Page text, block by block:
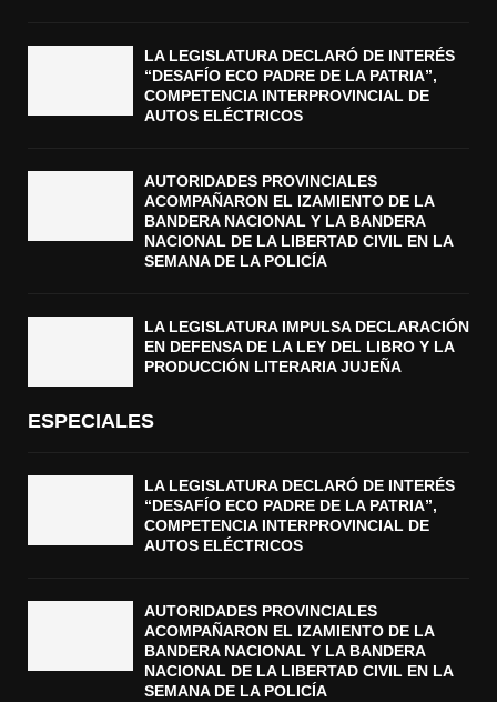
LA LEGISLATURA DECLARÓ DE INTERÉS
“DESAFÍO ECO PADRE DE LA PATRIA”,
COMPETENCIA INTERPROVINCIAL DE
AUTOS ELÉCTRICOS
AUTORIDADES PROVINCIALES
ACOMPAÑARON EL IZAMIENTO DE LA
BANDERA NACIONAL Y LA BANDERA
NACIONAL DE LA LIBERTAD CIVIL EN LA
SEMANA DE LA POLICÍA
LA LEGISLATURA IMPULSA DECLARACIÓN
EN DEFENSA DE LA LEY DEL LIBRO Y LA
PRODUCCIÓN LITERARIA JUJEÑA
ESPECIALES
LA LEGISLATURA DECLARÓ DE INTERÉS
“DESAFÍO ECO PADRE DE LA PATRIA”,
COMPETENCIA INTERPROVINCIAL DE
AUTOS ELÉCTRICOS
AUTORIDADES PROVINCIALES
ACOMPAÑARON EL IZAMIENTO DE LA
BANDERA NACIONAL Y LA BANDERA
NACIONAL DE LA LIBERTAD CIVIL EN LA
SEMANA DE LA POLICÍA